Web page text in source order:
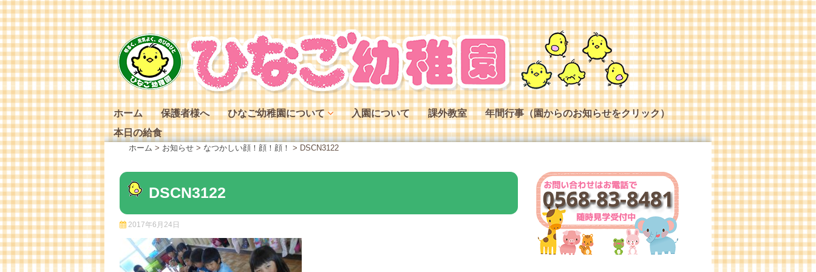
Skip
to
content
ホーム 保護者様へ
ひなご幼稚園について
ひなご幼稚園の特色
ひなご幼稚園の役割
ひなご幼稚園の一日
入園について 課外教室
年間行事（園からのお知らせをクリック）
本日の給食
ホーム > お知らせ > なつかしい顔！顔！顔！ > DSCN3122
DSCN3122
2017年6月24日